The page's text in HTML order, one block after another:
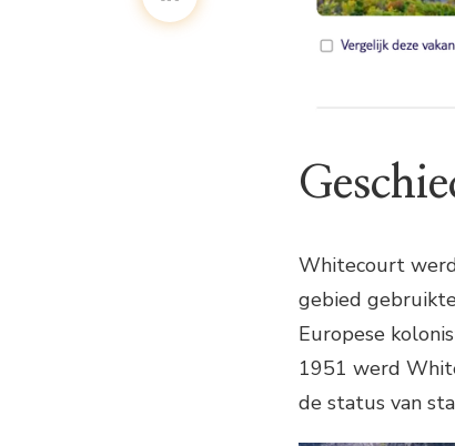
Whitecourt
gebied
Europese
1951 werd
de status van